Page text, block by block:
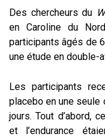
Des chercheurs du
en Caroline du
participants âgés de
une étude en double-
Les participants
placebo en une
jours. Tout d’abord,
et l’endurance